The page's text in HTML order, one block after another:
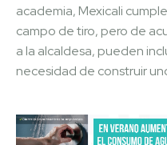
academia, Mexicali
campo de tiro, pero de
a la alcaldesa, pueden
necesidad de construir